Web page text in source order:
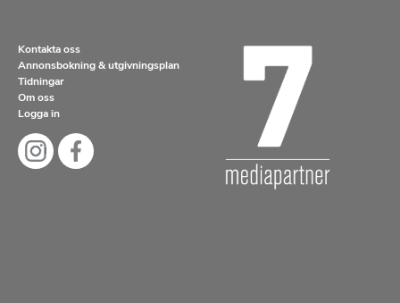
Kontakta oss
Annonsbokning & utgivningsplan
Tidningar
Om oss
Logga in